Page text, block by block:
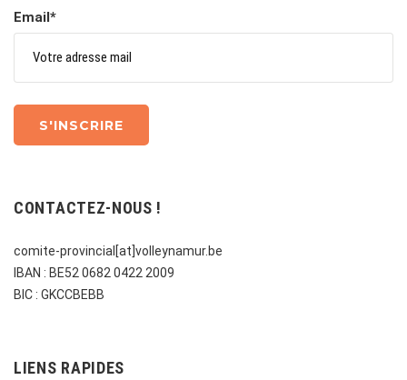
Email*
CONTACTEZ-NOUS !
comite-provincial[at]volleynamur.be
IBAN : BE52 0682 0422 2009
BIC : GKCCBEBB
LIENS RAPIDES